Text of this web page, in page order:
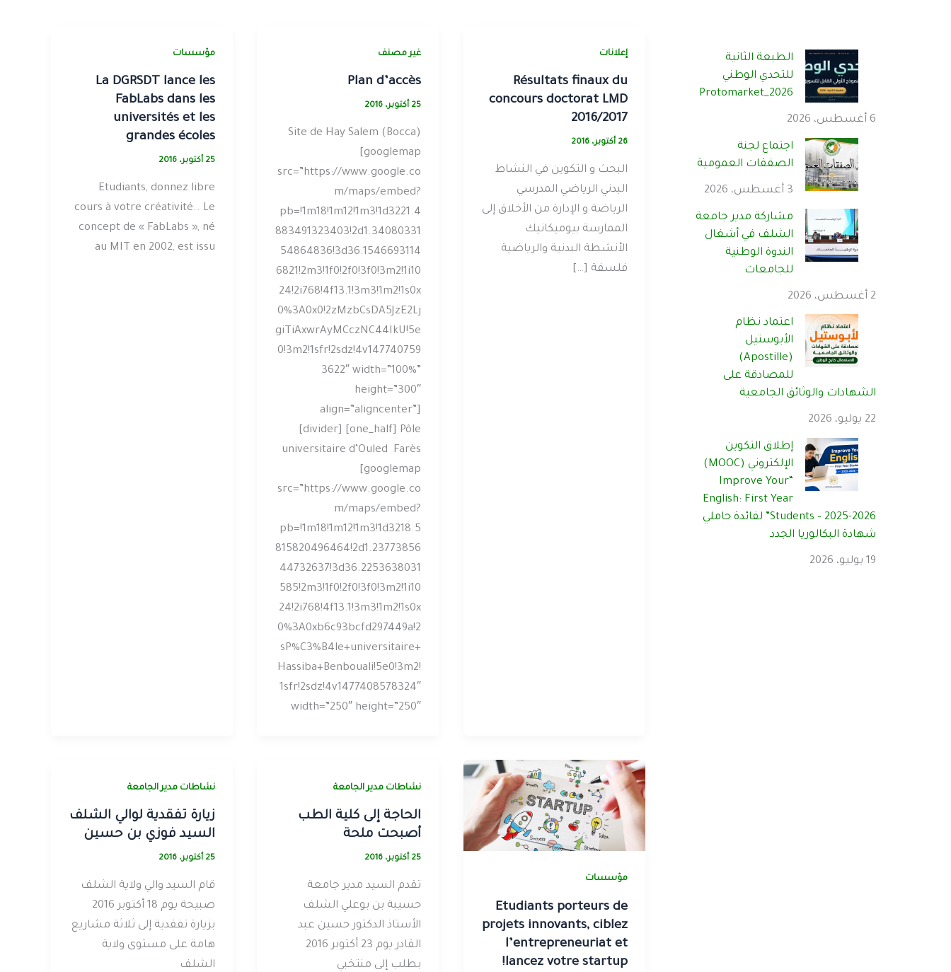
الطبعة الثانية
للتحدي الوطني
Protomarket_2026
6 أغسطس، 2026
اجتماع لجنة
الصفقات العمومية
3 أغسطس، 2026
مشاركة مدير جامعة
الشلف في أشغال
الندوة الوطنية
للجامعات
2 أغسطس، 2026
اعتماد نظام
الأبوستيل
(Apostille)
للمصادقة على
الشهادات والوثائق الجامعية
22 يوليو، 2026
إطلاق التكوين
الإلكتروني (MOOC)
“Improve Your
English: First Year
Students – 2025-2026” لفائدة حاملي
شهادة البكالوريا الجدد
19 يوليو، 2026
إعلانات
Résultats finaux du
concours doctorat LMD
2016/2017
26 أكتوبر، 2016
البحث و التكوين في النشاط
البدني الرياضي المدرسي
الرياضة و الإدارة من الأخلاق إلى
الممارسة بيوميكانيك
الأنشطة البدنية والرياضية
فلسفة […]
غير مصنف
Plan d’accès
25 أكتوبر، 2016
Site de Hay Salem (Bocca)
[googlemap
src=”https://www.google.co
m/maps/embed?
pb=!1m18!1m12!1m3!1d3221.4
883491323403!2d1.34080331
54864836!3d36.1546693114
6821!2m3!1f0!2f0!3f0!3m2!1i10
24!2i768!4f13.1!3m3!1m2!1s0x
0%3A0x0!2zMzbCsDA5JzE2Lj
giTiAxwrAyMCczNC44IkU!5e
0!3m2!1sfr!2sdz!4v147740759
3622″ width=”100%”
height=”300″
align=”aligncenter”]
[divider] [one_half] Pôle
universitaire d’Ouled Farès
[googlemap
src=”https://www.google.co
m/maps/embed?
pb=!1m18!1m12!1m3!1d3218.5
815820496464!2d1.23773856
44732637!3d36.2253638031
585!2m3!1f0!2f0!3f0!3m2!1i10
24!2i768!4f13.1!3m3!1m2!1s0x
0%3A0xb6c93bcfd297449a!2
sP%C3%B4le+universitaire+
Hassiba+Benbouali!5e0!3m2!
1sfr!2sdz!4v1477408578324″
width=”250″ height=”250″
مؤسسات
La DGRSDT lance les
FabLabs dans les
universités et les
grandes écoles
25 أكتوبر، 2016
Etudiants, donnez libre
cours à votre créativité.. Le
concept de « FabLabs », né
au MIT en 2002, est issu
مؤسسات
Etudiants porteurs de
projets innovants, ciblez
l’entrepreneuriat et
lancez votre startup!
نشاطات مدير الجامعة
الحاجة إلى كلية الطب
أصبحت ملحة
25 أكتوبر، 2016
تقدم السيد مدير جامعة
حسيبة بن بوعلي الشلف
الأستاذ الدكتور حسين عبد
القادر يوم 23 أكتوبر 2016
بطلب إلى منتخبي
نشاطات مدير الجامعة
زيارة تفقدية لوالي الشلف
السيد فوزي بن حسين
25 أكتوبر، 2016
قام السيد والي ولاية الشلف
صبيحة يوم 18 أكتوبر 2016
بزيارة تفقدية إلى ثلاثة مشاريع
هامة على مستوى ولاية
الشلف